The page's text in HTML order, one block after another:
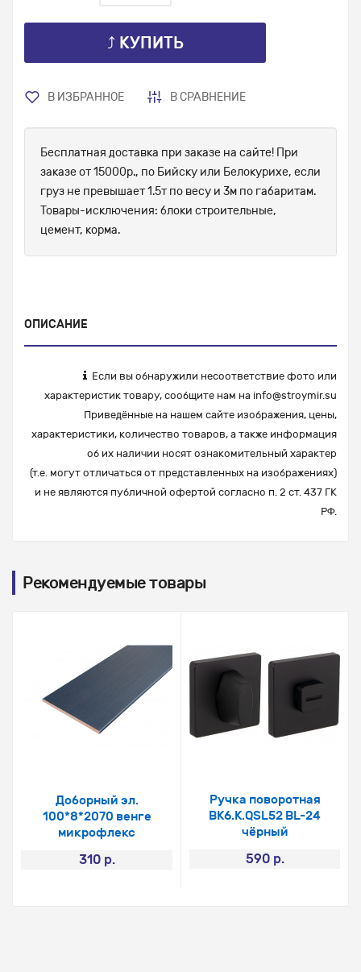
⤴ КУПИТЬ
В ИЗБРАННОЕ В СРАВНЕНИЕ
Бесплатная доставка при заказе на сайте! При
заказе от 15000р., по Бийску или Белокурихе, если
груз не превышает 1.5т по весу и 3м по габаритам.
Товары-исключения: блоки строительные,
цемент, корма.
ОПИСАНИЕ
Если вы обнаружили несоответствие фото или
характеристик товару, сообщите нам на info@stroymir.su
Приведённые на нашем сайте изображения, цены,
характеристики, количество товаров, а также информация
об их наличии носят ознакомительный характер
(т.е. могут отличаться от представленных на изображениях)
и не являются публичной офертой согласно п. 2 ст. 437 ГК
РФ.
Рекомендуемые товары
Доборный эл.
100*8*2070 венге
микрофлекс
310 р.
Ручка поворотная
BK6.K.QSL52 BL-24
чёрный
590 р.